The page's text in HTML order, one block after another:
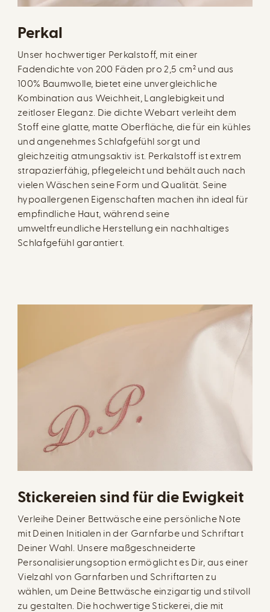
Perkal
Unser hochwertiger Perkalstoff, mit einer
Fadendichte von 200 Fäden pro 2,5 cm² und aus
100% Baumwolle, bietet eine unvergleichliche
Kombination aus Weichheit, Langlebigkeit und
zeitloser Eleganz. Die dichte Webart verleiht dem
Stoff eine glatte, matte Oberfläche, die für ein kühles
und angenehmes Schlafgefühl sorgt und
gleichzeitig atmungsaktiv ist. Perkalstoff ist extrem
strapazierfähig, pflegeleicht und behält auch nach
vielen Wäschen seine Form und Qualität. Seine
hypoallergenen Eigenschaften machen ihn ideal für
empfindliche Haut, während seine
umweltfreundliche Herstellung ein nachhaltiges
Schlafgefühl garantiert.
Stickereien sind für die Ewigkeit
Verleihe Deiner Bettwäsche eine persönliche Note
mit Deinen Initialen in der Garnfarbe und Schriftart
Deiner Wahl. Unsere maßgeschneiderte
Personalisierungsoption ermöglicht es Dir, aus einer
Vielzahl von Garnfarben und Schriftarten zu
wählen, um Deine Bettwäsche einzigartig und stilvoll
zu gestalten. Die hochwertige Stickerei, die mit